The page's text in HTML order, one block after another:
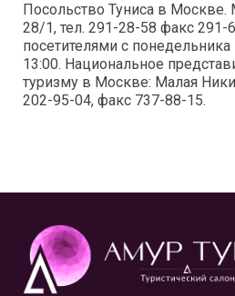
Посольство Туниса в Москве.
28/1, тел. 291-28-58 факс 291-
посетителями с понедельника
13:00. Национальное
туризму в Москве: Малая
202-95-04, факс 737-88-15.